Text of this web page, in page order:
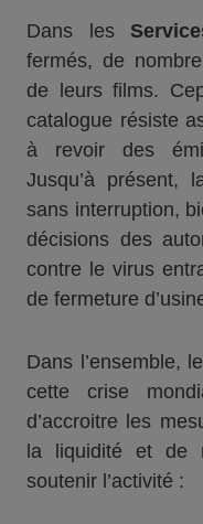
Dans les
fermés, de
de leurs films.
catalogue résiste
à revoir des
Jusqu’à présent,
sans interruption,
décisions des
contre le virus
de fermeture
Dans l’ensemble,
cette crise
d’accroitre les
la liquidité et de
soutenir l’activité :